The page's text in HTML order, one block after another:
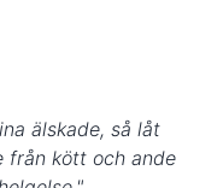
älskade, så låt
från kött och ande